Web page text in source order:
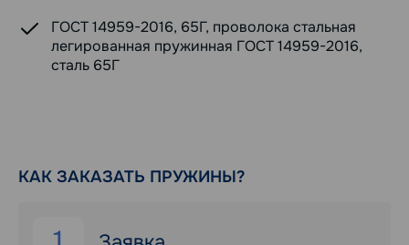
ГОСТ 14959-2016, 65Г, проволока стальная
легированная пружинная ГОСТ 14959-2016,
сталь 65Г
КАК ЗАКАЗАТЬ ПРУЖИНЫ?